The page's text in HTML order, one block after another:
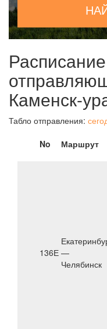
Каменск-
Табло отправления:
No
Маршрут
136Е —
Челябинск